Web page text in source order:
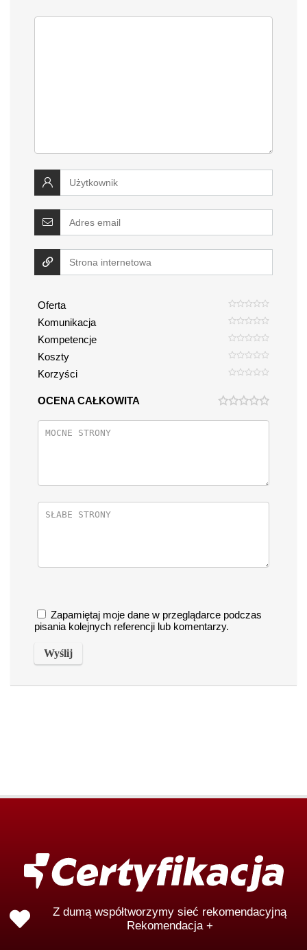
Oferta
Komunikacja
Kompetencje
Koszty
Korzyści
OCENA CAŁKOWITA
Zapamiętaj moje dane w przeglądarce podczas
pisania kolejnych referencji lub komentarzy.
Z dumą współtworzymy sieć rekomendacyjną
Rekomendacja +